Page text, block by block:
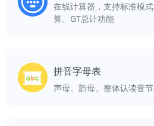
在线计算器，支持标准模
算、GT总计功能
拼音字母表
声母、韵母、整体认读音